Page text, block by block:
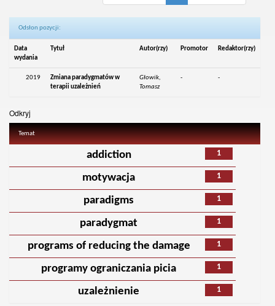
Odsłon pozycji:
Data
wydania
Tytuł Autor(rzy) Promotor Redaktor(rzy)
2019
Zmiana paradygmatów w
terapii uzależnień
Głowik,
Tomasz
- -
Odkryj
Temat
1
addiction
1
motywacja
1
paradigms
1
paradygmat
1
programs of reducing the damage
1
programy ograniczania picia
1
uzależnienie